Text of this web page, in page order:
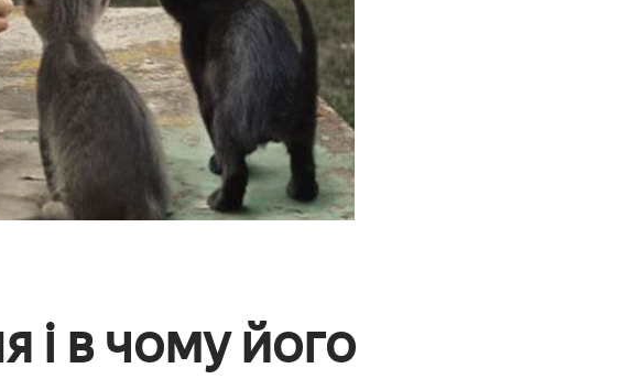
і в чому його